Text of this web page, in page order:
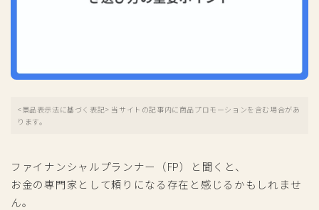
<景品表示法に基づく表記> 当サイトの記事内に商品プロモーションを含む場合があ
ります。
ファイナンシャルプランナー（FP）と聞くと、
お金の専門家として頼りになる存在と感じるかもしれませ
ん。